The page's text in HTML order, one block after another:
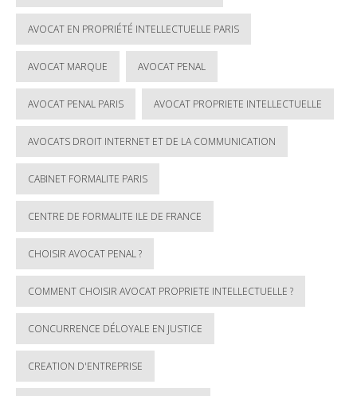
AVOCAT EN PROPRIÉTÉ INTELLECTUELLE PARIS
AVOCAT MARQUE AVOCAT PENAL
AVOCAT PENAL PARIS AVOCAT PROPRIETE INTELLECTUELLE
AVOCATS DROIT INTERNET ET DE LA COMMUNICATION
CABINET FORMALITE PARIS
CENTRE DE FORMALITE ILE DE FRANCE
CHOISIR AVOCAT PENAL ?
COMMENT CHOISIR AVOCAT PROPRIETE INTELLECTUELLE ?
CONCURRENCE DÉLOYALE EN JUSTICE
CREATION D'ENTREPRISE